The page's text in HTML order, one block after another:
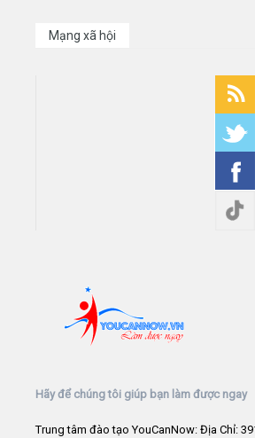
Mạng xã hội
Hãy để chúng tôi giúp bạn làm được ngay
Trung tâm đào tạo YouCanNow: Địa Chỉ: